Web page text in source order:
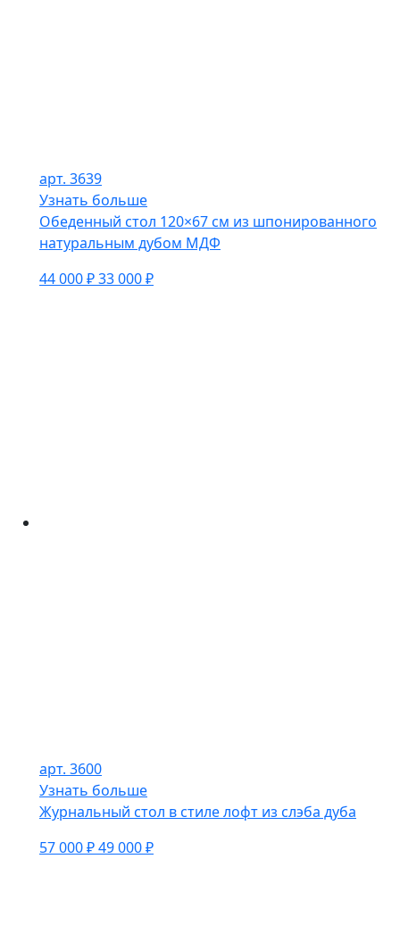
арт. 3639
Узнать больше
Обеденный стол 120×67 см из шпонированного
натуральным дубом МДФ
44 000 ₽33 000 ₽
арт. 3600
Узнать больше
Журнальный стол в стиле лофт из слэба дуба
57 000 ₽49 000 ₽